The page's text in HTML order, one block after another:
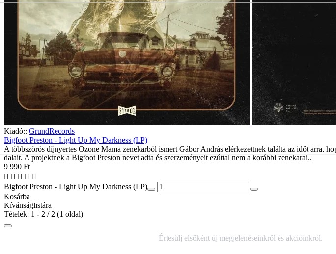
Kiadó:: GrundRecords
Bigfoot Preston - Light Up My Darkness (LP)
A többszörös díjnyertes Ozone Mama zenekarból ismert Gábor András elérkezettnek találta az időt arra,
dalait. A projektnek a Bigfoot Preston nevet adta és szerzeményeit ezúttal nem a korábbi zenekarai..
9 990 Ft
Bigfoot Preston - Light Up My Darkness (LP)
Kosárba
Kívánságlistára
Tételek: 1 - 2 / 2 (1 oldal)
Értesülj elsőként új megjelenéseinkről és akcióinkról.